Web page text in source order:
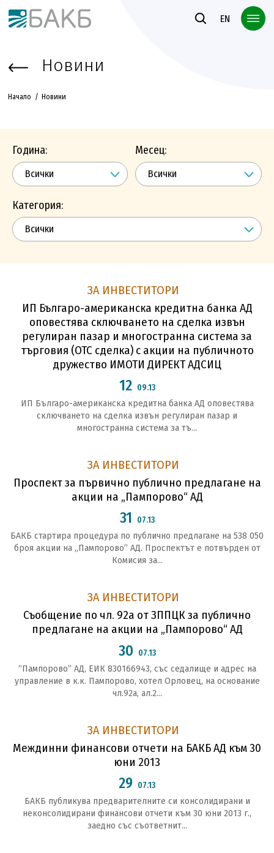
Към основното съдържание
EN
Новини
Начало Новини
Година: Месец:
Категория:
ЗА ИНВЕСТИТОРИ
ИП Българо-американска кредитна банка АД
оповестява сключването на сделка извън
регулиран пазар и многостранна система за
търговия (ОТС сделка) с акции на публичното
дружество ИМОТИ ДИРЕКТ АДСИЦ
12 09.13
ИП Българо-американска кредитна банка АД оповестява
сключването на сделка извън регулиран пазар и
многостранна система за тъ...
ЗА ИНВЕСТИТОРИ
Проспект за първично публично предлагане на
акции на „Пампорово“ АД
31 07.13
БАКБ стартира процедура по публично предлагане на 538 050
броя акции на „Пампорово” АД. Проспектът е потвърден от
Комисия за...
ЗА ИНВЕСТИТОРИ
Съобщение по чл. 92а от ЗППЦК за публично
предлагане на акции на „Пампорово“ АД
30 07.13
“Пампорово” АД, ЕИК 830166943, със седалище и адрес на
управление в к.к. Пампорово, хотел Орловец, на основание
чл.92а, ал.2...
ЗА ИНВЕСТИТОРИ
Междинни финансови отчети на БАКБ АД към 30
юни 2013
29 07.13
БАКБ публикува предварителните си консолидирани и
неконсолидирани финансови отчети към 30 юни 2013 г.,
заедно със съответнит...